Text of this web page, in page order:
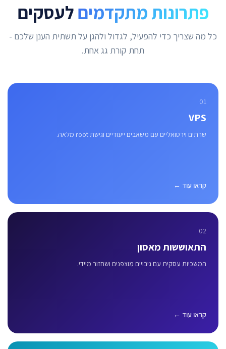
פתרונות מתקדמיםלעסקים
כל מה שצריך כדי להפעיל, לגדול ולהגן על תשתית הענן שלכם -
תחת קורת גג אחת.
01
VPS
שרתים וירטואליים עם משאבים ייעודיים וגישת root מלאה.
קראו עוד ←
02
התאוששות מאסון
המשכיות עסקית עם גיבויים מוצפנים ושחזור מיידי.
קראו עוד ←